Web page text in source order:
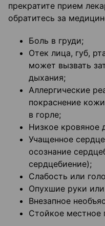
прекратите прием
обратитесь за
Боль в груди;
Отек лица, губ,
может вызвать
дыхания;
Аллергические
покраснение
в горле;
Низкое кровяное
Учащенное
осознание
сердцебиение);
Слабость или
Опухшие руки
Внезапное
Стойкое местное